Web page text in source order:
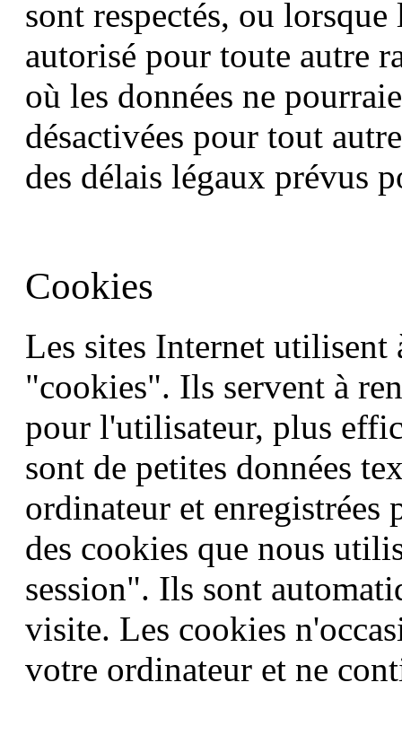
sont respectés, ou
autorisé pour toute autre
où les données ne
désactivées pour tout
des délais légaux prévus
Cookies
Les sites Internet utilisent
"cookies". Ils servent à
pour l'utilisateur, plus
sont de petites données
ordinateur et
des cookies que nous
session". Ils sont
visite. Les cookies
votre ordinateur et ne